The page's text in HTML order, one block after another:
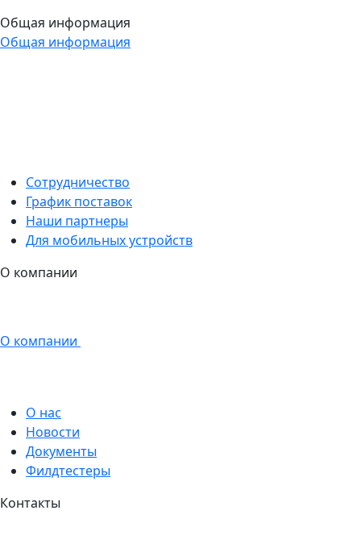
Общая информация
Общая информация
Сотрудничество
График поставок
Наши партнеры
Для мобильных устройств
О компании
О компании
О нас
Новости
Документы
Филдтестеры
Контакты